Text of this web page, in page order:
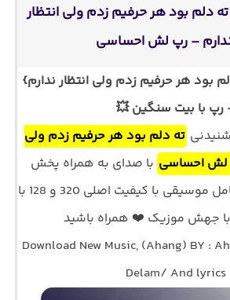
دلم بود هر حرفیم زدم ولی انتظار
– رپ لش احساسی
بود هر حرفیم زدم ولی انتظار ندارم}
رپ با بیت سنگین 💥
ته دلم بود هر حرفیم زدم ولی
لش احساسی با صدای به همراه پخش
آنلاین ترانه و متن کامل موسیقی با کیفیت اصلی 320 و 128 با
Download New Music, (Ahang) BY :
Delam/ And lyrics